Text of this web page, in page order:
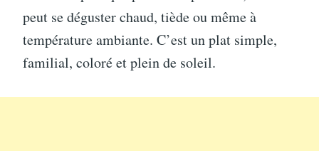
peut se déguster chaud, tiède ou même à
température ambiante. C’est un plat simple,
familial, coloré et plein de soleil.